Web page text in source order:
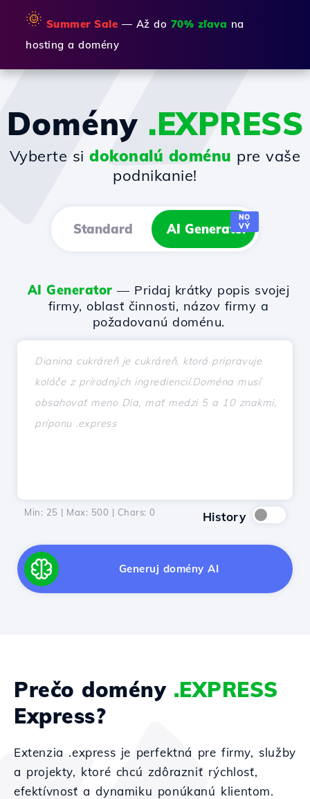
🌞 Summer Sale — Až do 70% zľava na
hosting a domény
Domény .EXPRESS
Vyberte sidokonalú doménu pre vaše
podnikanie!
Standard AI Generator
NO
VÝ
AI Generator — Pridaj krátky popis svojej
firmy, oblasť činnosti, názov firmy a
požadovanú doménu.
Min: 25 | Max: 500 | Chars: 0 History
Generuj domény AI
Prečo domény .EXPRESS
Express?
Extenzia .express je perfektná pre firmy, služby
a projekty, ktoré chcú zdôrazniť rýchlosť,
efektívnosť a dynamiku ponúkanú klientom.